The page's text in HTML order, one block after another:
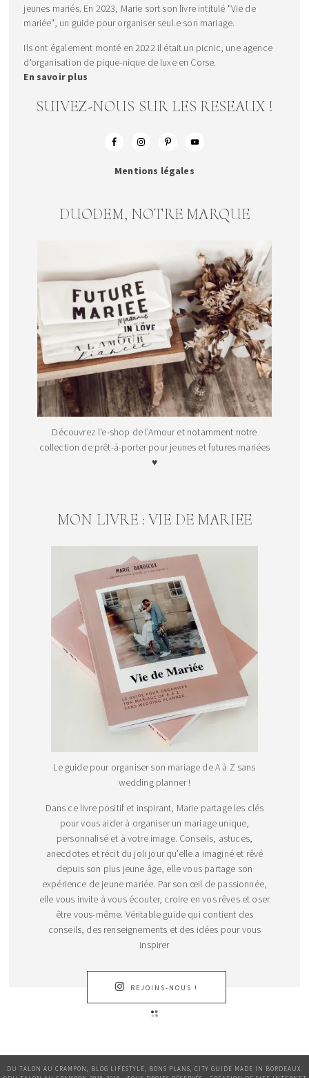
jeunes mariés. En 2023, Marie sort son livre intitulé "Vie de
mariée", un guide pour organiser seul.e son mariage.
Ils ont également monté en 2022 Il était un picnic, une agence
d'organisation de pique-nique de luxe en Corse.
En savoir plus
SUIVEZ-NOUS SUR LES RESEAUX !
Mentions légales
DUODEM, NOTRE MARQUE
Découvrez l'e-shop de l'Amour et notamment notre
collection de prêt-à-porter pour jeunes et futures mariées
♥
MON LIVRE : VIE DE MARIEE
Le guide pour organiser son mariage de A à Z sans
wedding planner !
Dans ce livre positif et inspirant, Marie partage les clés
pour vous aider à organiser un mariage unique,
personnalisé et à votre image. Conseils, astuces,
anecdotes et récit du joli jour qu’elle a imaginé et rêvé
depuis son plus jeune âge, elle vous partage son
expérience de jeune mariée. Par son œil de passionnée,
elle vous invite à vous écouter, croire en vos rêves et oser
être vous-même. Véritable guide qui contient des
conseils, des renseignements et des idées pour vous
inspirer
REJOINS-NOUS !
DU TALON AU CRAMPON, BLOG LIFESTYLE, BONS PLANS, CITY GUIDE MADE IN BORDEAUX.